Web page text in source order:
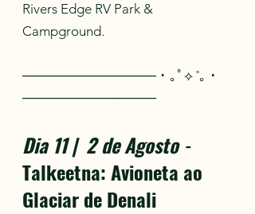
Rivers Edge RV Park &
Campground.
────────────── ･ ｡ﾟ⟡ ˚｡ ･
──────────────
Dia 11 | 2 de Agosto-
Talkeetna: Avioneta ao
Glaciar de Denali